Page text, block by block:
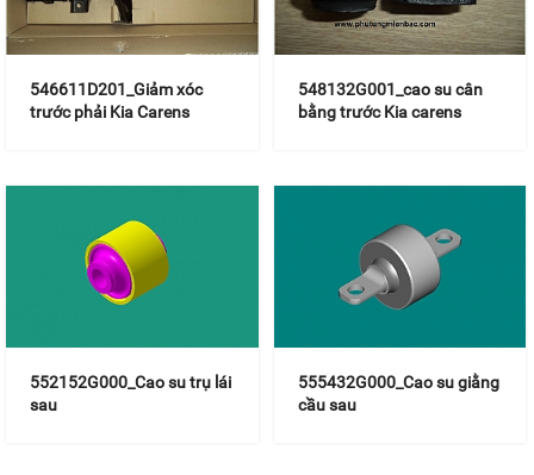
546611D201_Giảm xóc
trước phải Kia Carens
548132G001_cao su cân
bằng trước Kia carens
552152G000_Cao su trụ lái
sau
555432G000_Cao su giằng
cầu sau